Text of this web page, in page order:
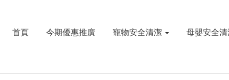
首頁 今期優惠推廣 寵物安全清潔 母嬰安全